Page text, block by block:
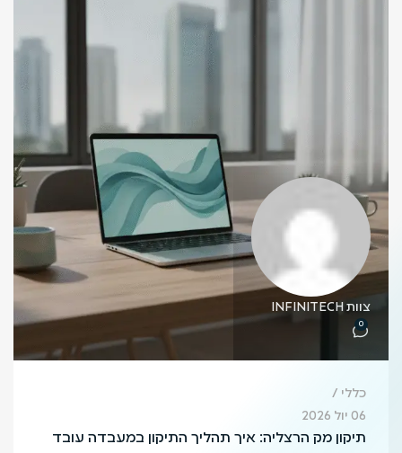
צוות INFINITECH
0
כללי
06 יול 2026
תיקון מק הרצליה: איך תהליך התיקון במעבדה עובד